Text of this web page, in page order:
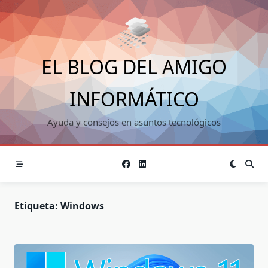
Saltar
al
contenido
EL BLOG DEL AMIGO
INFORMÁTICO
Ayuda y consejos en asuntos tecnológicos
Etiqueta: Windows